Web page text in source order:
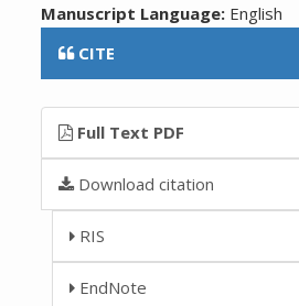
Manuscript Language: English
CITE
Full Text PDF
Download citation
RIS
EndNote